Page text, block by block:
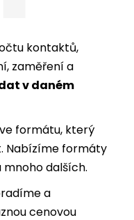
kontaktů,
v daném
formátu, který
Nabízíme formáty
mnoho dalších.
a
cenovou